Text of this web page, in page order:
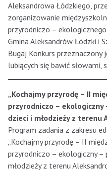
Aleksandrowa Łódzkiego,
zorganizowanie
przyrodniczo –
Gmina Aleksandrów Łódzki i
Bugaj Konkurs
lubiących się bawić słowami,
„Kochajmy przyrodę – II
przyrodniczo –
dzieci i młodzieży z terenu
Program zadania z zakresu
„Kochajmy przyrodę – II
przyrodniczo – ekologiczny –
młodzieży z terenu